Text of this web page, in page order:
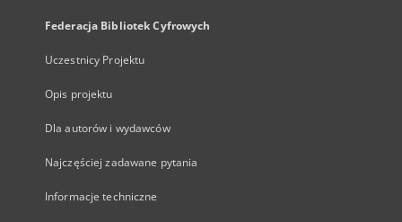
Federacja Bibliotek Cyfrowych
Uczestnicy Projektu
Opis projektu
Dla autorów i wydawców
Najczęściej zadawane pytania
Informacje techniczne